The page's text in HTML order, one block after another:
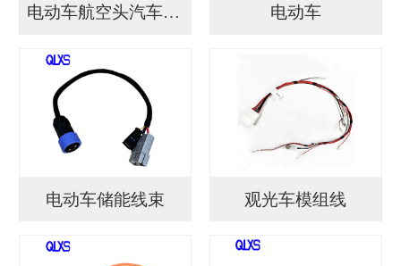
电动车航空头汽车连接... 电动车
电动车储能线束 观光车模组线